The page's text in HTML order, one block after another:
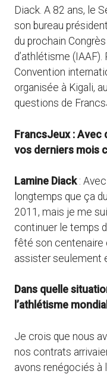
Diack. A 82 ans, le
son bureau
du prochain
d’athlétisme
Convention
organisée à Kigali,
questions de
FrancsJeux : Avec
vos derniers mois
Lamine Diack:
longtemps que ça
2011, mais je me
continuer le temps
fêté son centenaire
assister seulement
Dans quelle
l’athlétisme
Je crois que nous
nos contrats
avons renégociés à